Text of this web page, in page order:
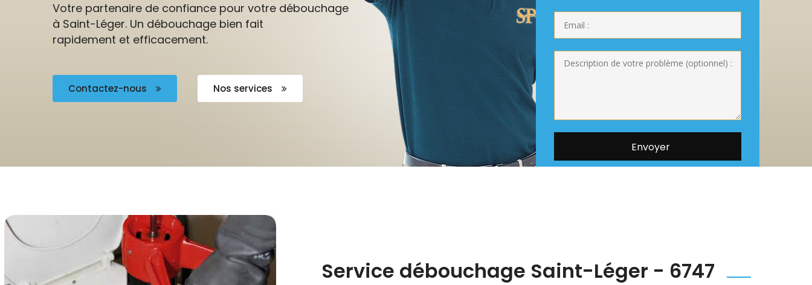
Votre partenaire de confiance pour votre débouchage
à Saint-Léger. Un débouchage bien fait
rapidement et efficacement.
Contactez-nous Nos services
Service débouchage Saint-Léger - 6747